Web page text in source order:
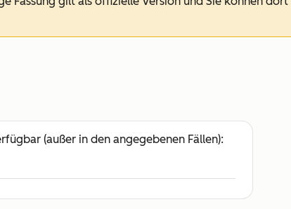
(außer in den angegebenen Fällen):